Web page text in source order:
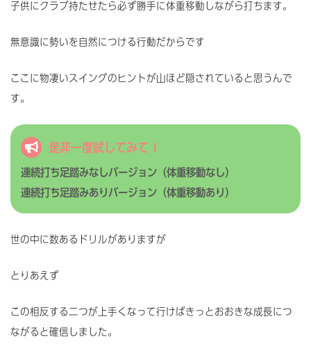
子供にクラブ持たせたら必ず勝手に体重移動しながら打ちます。
無意識に勢いを自然につける行動だからです
ここに物凄いスイングのヒントが山ほど隠されていると思うんで
す。
是非一度試してみて ！
連続打ち足踏みなしバージョン（体重移動なし）
連続打ち足踏みありバージョン（体重移動あり）
世の中に数あるドリルがありますが
とりあえず
この相反する二つが上手くなって行けばきっとおおきな成長につ
ながると確信しました。